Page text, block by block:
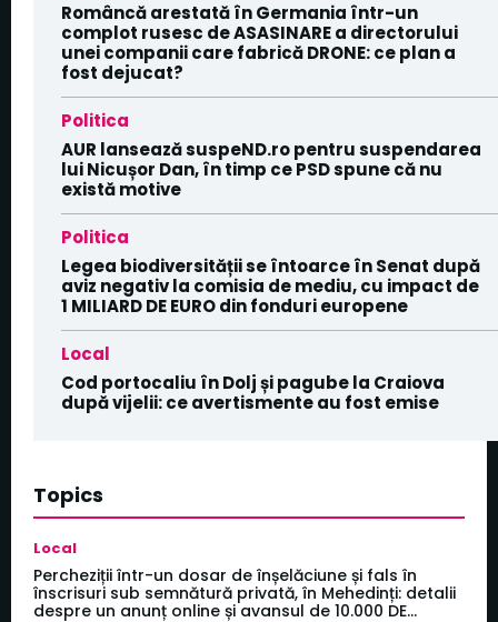
Româncă arestată în Germania într-un
complot rusesc de ASASINARE a directorului
unei companii care fabrică DRONE: ce plan a
fost dejucat?
Politica
AUR lansează suspeND.ro pentru suspendarea
lui Nicușor Dan, în timp ce PSD spune că nu
există motive
Politica
Legea biodiversității se întoarce în Senat după
aviz negativ la comisia de mediu, cu impact de
1 MILIARD DE EURO din fonduri europene
Local
Cod portocaliu în Dolj și pagube la Craiova
după vijelii: ce avertismente au fost emise
Topics
Local
Percheziții într-un dosar de înșelăciune și fals în
înscrisuri sub semnătură privată, în Mehedinți: detalii
despre un anunț online și avansul de 10.000 DE...